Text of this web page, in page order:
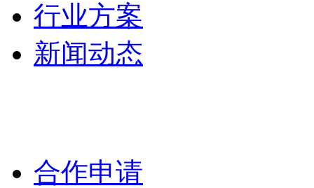
行业方案
新闻动态
合作申请